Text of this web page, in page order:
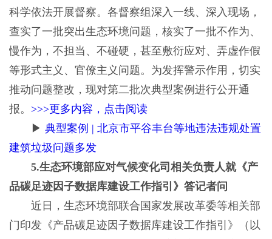
科学依法开展督察。各督察组深入一线、深入现场，
查实了一批突出生态环境问题，核实了一批不作为、
慢作为，不担当、不碰硬，甚至敷衍应对、弄虚作假
等形式主义、官僚主义问题。为发挥警示作用，切实
推动问题整改，现对第二批次典型案例进行公开通
报。 >>>更多内容，点击阅读
▶ 典型案例 | 北京市平谷丰台等地违法违规处置
建筑垃圾问题多发
5.生态环境部应对气候变化司相关负责人就《产
品碳足迹因子数据库建设工作指引》答记者问
近日，生态环境部联合国家发展改革委等相关部
门印发《产品碳足迹因子数据库建设工作指引》（以